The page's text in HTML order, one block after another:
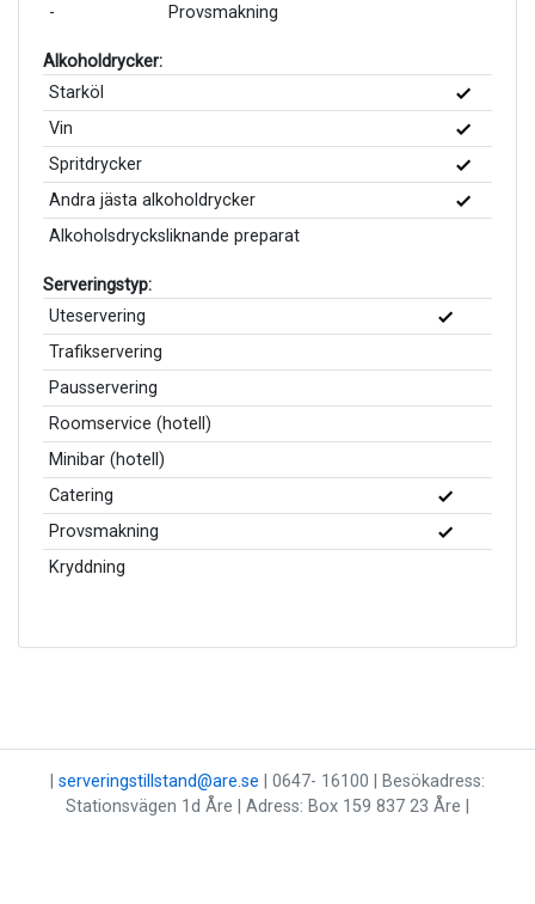
-
Provsmakning
Alkoholdrycker:
Starköl
Vin
Spritdrycker
Andra jästa alkoholdrycker
Alkoholsdrycksliknande preparat
Serveringstyp:
Uteservering
Trafikservering
Pausservering
Roomservice (hotell)
Minibar (hotell)
Catering
Provsmakning
Kryddning
serveringstillstand@are.se | 0647- 16100 | Besökadress:
Stationsvägen 1d Åre | Adress: Box 159 837 23 Åre |